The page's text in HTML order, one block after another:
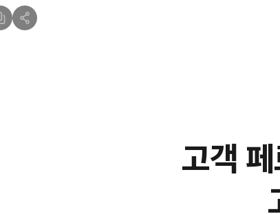
고객